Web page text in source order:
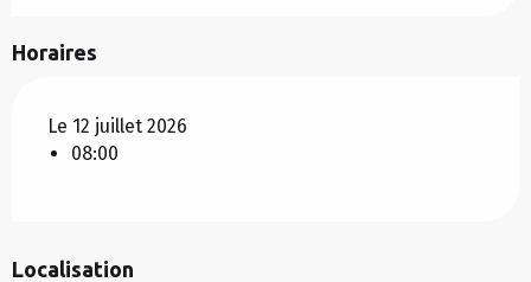
Horaires
Le 12 juillet 2026
08:00
Localisation